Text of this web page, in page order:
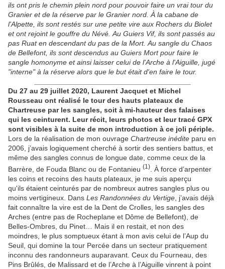
ils ont pris le chemin plein nord pour pouvoir faire un vrai tour du
Granier et de la réserve par le Granier nord. À la cabane de
l'Alpette, ils sont restés sur une petite vire aux Rochers du Biolet
et ont rejoint le gouffre du Névé. Au Guiers Vif, ils sont passés au
pas Ruat en descendant du pas de la Mort. Au sangle du Chaos
de Bellefont, ils sont descendus au Guiers Mort pour faire le
sangle homonyme et ainsi laisser celui de l'Arche à l'Aiguille, jugé
"interne" à la réserve alors que le but était d'en faire le tour.
Du 27 au 29 juillet 2020, Laurent Jacquet et Michel
Rousseau ont réalisé le tour des hauts plateaux de
Chartreuse par les sangles, soit à mi-hauteur des falaises
qui les ceinturent. Leur récit, leurs photos et leur tracé GPX
sont visibles à la suite de mon introduction à ce joli périple.
Lors de la réalisation de mon ouvrage Chartreuse inédite paru en
2006, j’avais logiquement cherché à sortir des sentiers battus, et
même des sangles connus de longue date, comme ceux de la
Barrère, de Fouda Blanc ou de Fontanieu (1)
. À force d’arpenter
les coins et recoins des hauts plateaux, je me suis aperçu
qu'ils étaient ceinturés par de nombreux autres sangles plus ou
moins vertigineux. Dans Les Randonnées du Vertige , j’avais déjà
fait connaître la vire est de la Dent de Crolles, les sangles des
Arches (entre pas de Rocheplane et Dôme de Bellefont), de
Belles-Ombres, du Pinet… Mais il en restait, et non des
moindres, le plus somptueux étant à mon avis celui de l’Aup du
Seuil, qui domine la tour Percée dans un secteur pratiquement
inconnu des randonneurs auparavant. Ceux du Fourneau, des
Pins Brûlés, de Malissard et de l’Arche à l’Aiguille vinrent à point